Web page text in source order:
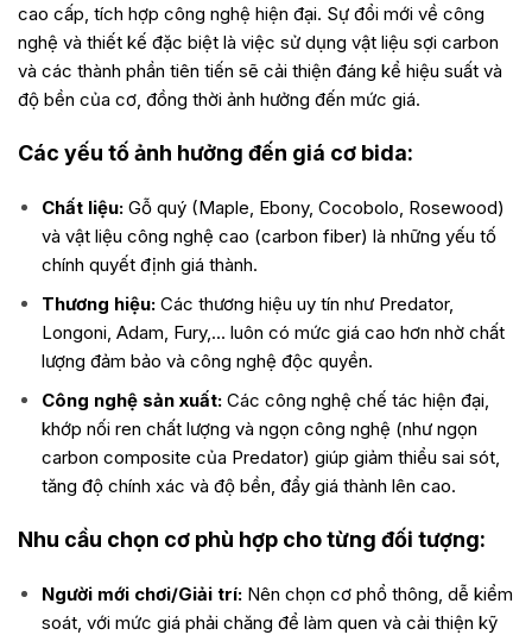
cao cấp, tích hợp công nghệ hiện đại. Sự đổi mới về công
nghệ và thiết kế đặc biệt là việc sử dụng vật liệu sợi carbon
và các thành phần tiên tiến sẽ cải thiện đáng kể hiệu suất và
độ bền của cơ, đồng thời ảnh hưởng đến mức giá.
Các yếu tố ảnh hưởng đến giá cơ bida:
Chất liệu: Gỗ quý (Maple, Ebony, Cocobolo, Rosewood)
và vật liệu công nghệ cao (carbon fiber) là những yếu tố
chính quyết định giá thành.
Thương hiệu:Các thương hiệu uy tín như Predator,
Longoni, Adam, Fury,… luôn có mức giá cao hơn nhờ chất
lượng đảm bảo và công nghệ độc quyền.
Công nghệ sản xuất:Các công nghệ chế tác hiện đại,
khớp nối ren chất lượng và ngọn công nghệ (như ngọn
carbon composite của Predator) giúp giảm thiểu sai sót,
tăng độ chính xác và độ bền, đẩy giá thành lên cao.
Nhu cầu chọn cơ phù hợp cho từng đối tượng:
Người mới chơi/Giải trí:Nên chọn cơ phổ thông, dễ kiểm
soát, với mức giá phải chăng để làm quen và cải thiện kỹ